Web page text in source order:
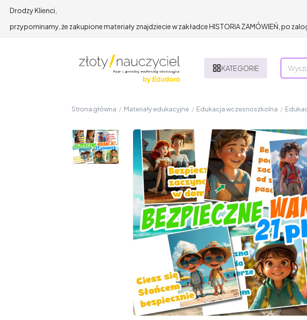
Drodzy Klienci,
przypominamy, że zakupione materiały znajdziecie w zakładce HISTORIA ZAMÓWIEŃ, po
KATEGORIE
Strona główna / Materiały edukacyjne / Edukacja wczesnoszkolna /